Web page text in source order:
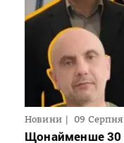
Новини 09 Серпня
Щонайменше 30